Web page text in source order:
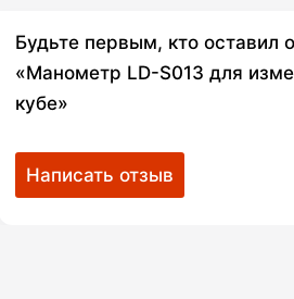
Будьте первым, кто оставил
«Манометр LD-S013 для
кубе»
Написать отзыв